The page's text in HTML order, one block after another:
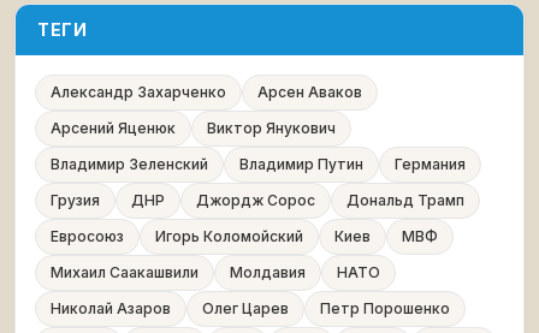
ТЕГИ
Александр Захарченко
Арсен Аваков
Арсений Яценюк
Виктор Янукович
Владимир Зеленский
Владимир Путин
Германия
Грузия
ДНР Джордж Сорос
Дональд Трамп
Евросоюз
Игорь Коломойский Киев
МВФ
Михаил Саакашвили
Молдавия
НАТО
Николай Азаров
Олег Царев
Петр Порошенко